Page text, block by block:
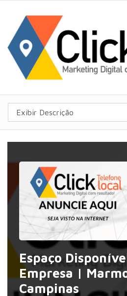
Espaço
Empresa |
Campinas